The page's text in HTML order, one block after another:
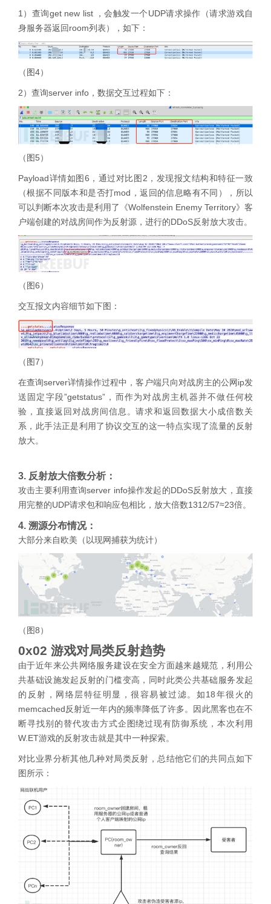
1）查询get new list ，会触发一个UDP请求操作（请求游戏自
身服务器返回room列表），如下：
（图4）
2）查询server info，数据交互过程如下：
（图5）
Payload详情如图6，通过对比图2，发现报文结构和特征一致
（根据不同版本和是否打mod，返回的信息略有不同），所以
可以判断本次攻击是利用了《Wolfenstein Enemy Territory》客
户端创建的对战房间作为反射源，进行的DDoS反射放大攻击。
（图6）
交互报文内容细节如下图：
（图7）
在查询server详情操作过程中，客户端只向对战房主的公网ip发
送固定字段”getstatus”，而作为对战房主机器并不做任何校
验，直接返回对战房间信息。请求和返回数据大小成倍数关
系，此手法正是利用了协议交互的这一特点实现了流量的反射
放大。
3. 反射放大倍数分析：
攻击主要利用查询server info操作发起的DDoS反射放大，直接
用完整的UDP请求包和响应包相比，放大倍数1312/57≈23倍。
4. 溯源分布情况：
大部分来自欧美（以现网捕获为统计）
（图8）
0x02 游戏对局类反射趋势
由于近年来公共网络服务建设在安全方面越来越规范，利用公
共基础设施发起反射的门槛变高，同时此类公共基础服务发起
的反射，网络层特征明显，很容易被过滤。如18年很火的
memcached反射近一年内的频率降低了许多。因此黑客也在不
断寻找别的替代攻击方式企图绕过现有防御系统，本次利用
W.ET游戏的反射攻击就是其中一种探索。
对比业界分析其他几种对局类反射，总结他它们的共同点如下
图所示：